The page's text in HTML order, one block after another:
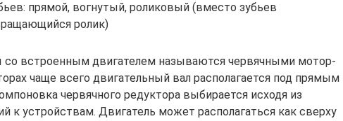
прямой, вогнутый, роликовый (вместо зубьев
ролик)
встроенным двигателем называются червячными мотор-
чаще всего двигательный вал располагается под прямым
червячного редуктора выбирается исходя из
к устройствам. Двигатель может располагаться как сверху